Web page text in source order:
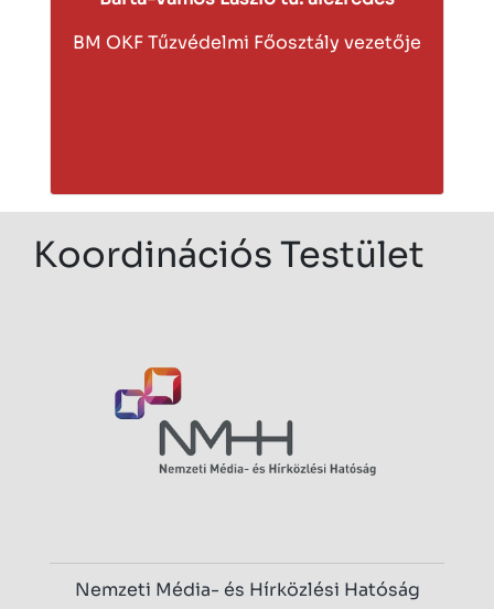
BM OKF Tűzvédelmi Főosztály vezetője
Koordinációs Testület
Nemzeti Média- és Hírközlési Hatóság